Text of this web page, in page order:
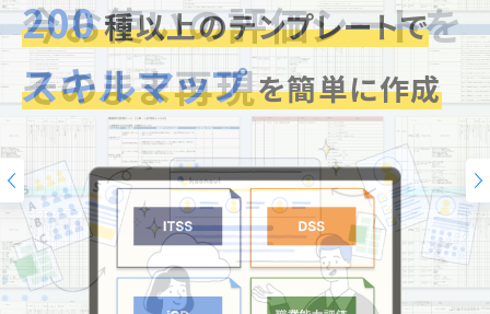
200
スキルマップ
今お使いの評価シートを
そのまま再現